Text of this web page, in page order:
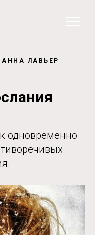
ЛАВЬЕР
одновременно